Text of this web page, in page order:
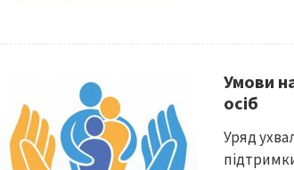
Умови
осіб
Уряд